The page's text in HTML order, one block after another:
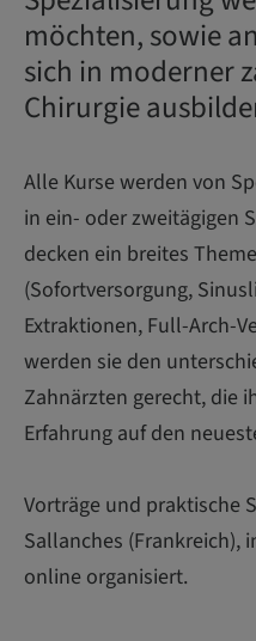
möchten, sowie
sich in moderner
Chirurgie
Alle Kurse werden von
in ein- oder zweitägigen
decken ein breites
(Sofortversorgung,
Extraktionen, Full-Arch-
werden sie den
Zahnärzten gerecht, die
Erfahrung auf den
Vorträge und praktische
Sallanches (Frankreich),
online organisiert.